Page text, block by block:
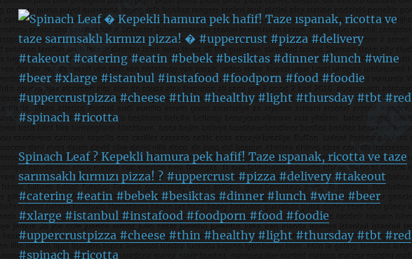
Spinach Leaf ? Kepekli hamura pek hafif! Taze ıspanak, ricotta ve taze
sarımsaklı kırmızı pizza! ? #uppercrust #pizza #delivery #takeout
#catering #eatin #bebek #besiktas #dinner #lunch #wine #beer
#xlarge #istanbul #instafood #foodporn #food #foodie
#uppercrustpizza #cheese #thin #healthy #light #thursday #tbt #red
#spinach #ricotta